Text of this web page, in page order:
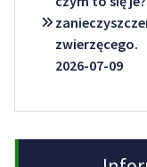
zwierzęcego.
2026-07-09